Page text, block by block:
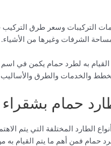
وسعر طرق التركيب في
الشرفات وغيرها من الأشياء.
به لطرد حمام يكمن في
والخدمات والطرق
حمام بشقراء
الطارد المختلفة التي يتم
حمام فمن أهم ما يتم القيام به